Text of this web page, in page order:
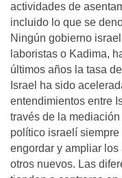
actividades de
incluido lo que se
Ningún gobierno
laboristas o Kadima,
últimos años la tasa
Israel ha sido
entendimientos entre
través de la
político israelí
engordar y ampliar
otros nuevos. Las